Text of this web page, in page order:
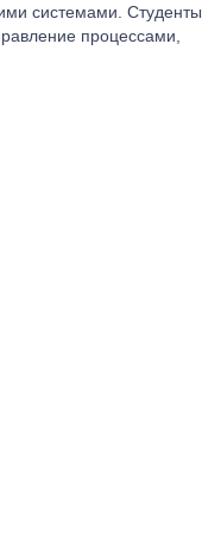
системами. Студенты
процессами,